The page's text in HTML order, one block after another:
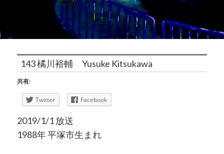
143 橘川裕輔 Yusuke Kitsukawa
共有:
Twitter Facebook
2019/1/1 放送
1988年 平塚市生まれ